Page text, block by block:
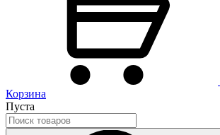
Корзина
Пуста